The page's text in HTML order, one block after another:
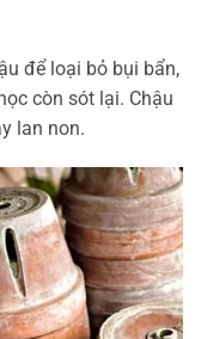
để loại bỏ bụi bẩn,
còn sót lại. Chậu
lan non.